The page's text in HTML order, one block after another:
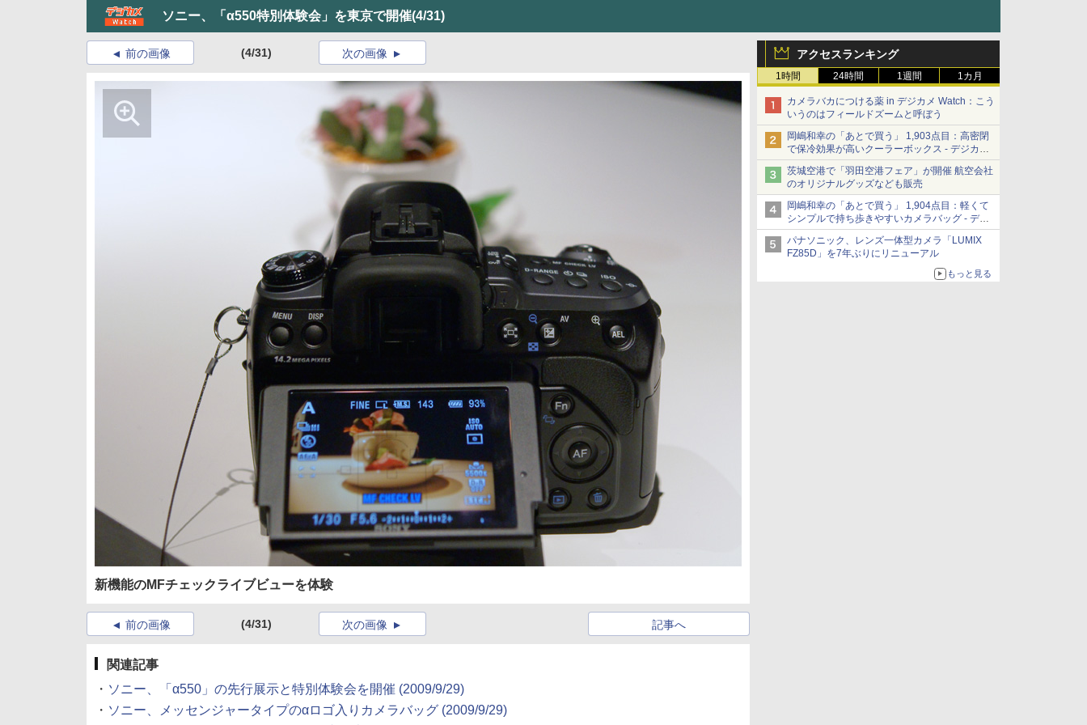
ソニー、「α550特別体験会」を東京で開催(4/31)
アクセスランキング
1時間 24時間 1週間 1カ月
カメラバカにつける薬 in デジカメ Watch：こう
いうのはフィールドズームと呼ぼう
岡嶋和幸の「あとで買う」 1,903点目：高密閉
で保冷効果が高いクーラーボックス - デジカメ
Watch
茨城空港で「羽田空港フェア」が開催 航空会社
のオリジナルグッズなども販売
岡嶋和幸の「あとで買う」 1,904点目：軽くて
シンプルで持ち歩きやすいカメラバッグ - デジ
カメ Watch
パナソニック、レンズ一体型カメラ「LUMIX
FZ85D」を7年ぶりにリニューアル
もっと見る
前の画像 (4/31) 次の画像
新機能のMFチェックライブビューを体験
前の画像 (4/31) 記事へ
次の画像
関連記事
・ ソニー、「α550」の先行展示と特別体験会を開催 (2009/9/29)
・ ソニー、メッセンジャータイプのαロゴ入りカメラバッグ (2009/9/29)